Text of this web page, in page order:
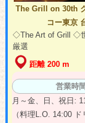
The Grill on 30th
コー東京
◇The Art of Grill ◇
厳選
距離 200 m
営業時間
月～金、日、祝日:
（料理L.O. 14:00